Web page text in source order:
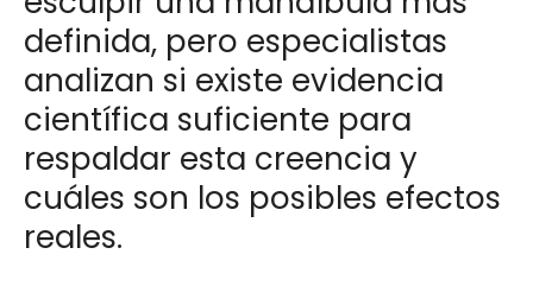
definida, pero especialistas
analizan si existe evidencia
científica suficiente para
respaldar esta creencia y
cuáles son los posibles efectos
reales.